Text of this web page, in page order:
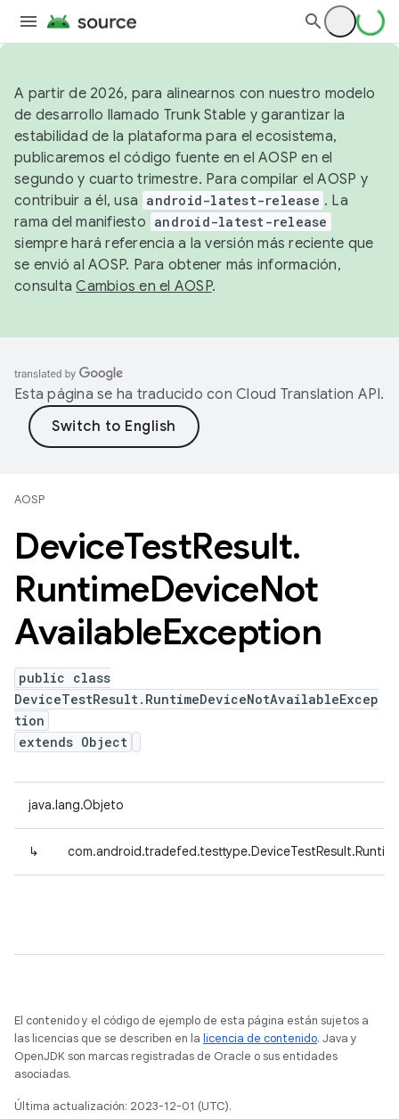
A partir de 2026, para alinearnos con nuestro modelo
de desarrollo llamado Trunk Stable y garantizar la
estabilidad de la plataforma para el ecosistema,
publicaremos el código fuente en el AOSP en el
segundo y cuarto trimestre. Para compilar el AOSP y
contribuir a él, usa android-latest-release . La
rama del manifiesto android-latest-release
siempre hará referencia a la versión más reciente que
se envió al AOSP. Para obtener más información,
consultaCambios en el AOSP.
Esta página se ha traducido con Cloud Translation API.
AOSP
DeviceTestResult.
RuntimeDeviceNot
AvailableException
public class
DeviceTestResult.RuntimeDeviceNotAvailableExcep
tion
extends Object
java.lang.Objeto
↳
El contenido y el código de ejemplo de esta página están sujetos a
las licencias que se describen en la licencia de contenido. Java y
OpenJDK son marcas registradas de Oracle o sus entidades
asociadas.
Última actualización: 2023-12-01 (UTC).